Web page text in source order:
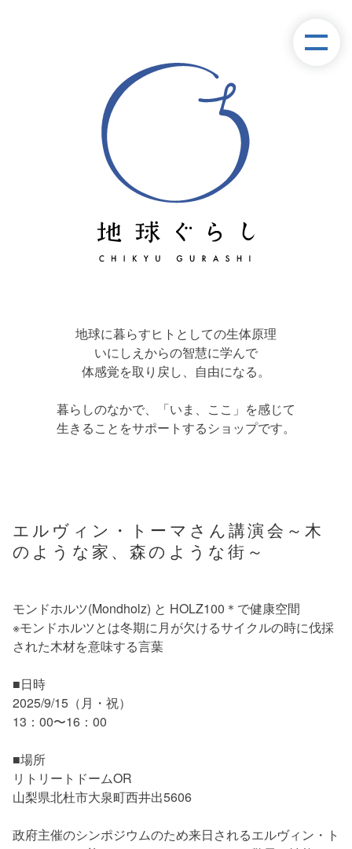
地球に暮らすヒトとしての生体原理
いにしえからの智慧に学んで
体感覚を取り戻し、自由になる。
暮らしのなかで、「いま、ここ」を感じて
生きることをサポートするショップです。
エルヴィン・トーマさん講演会～木
のような家、森のような街～
モンドホルツ(Mondholz) と HOLZ100＊で健康空間
※モンドホルツとは冬期に月が欠けるサイクルの時に伐採
された木材を意味する言葉
■日時
2025/9/15（月・祝）
13：00〜16：00
■場所
リトリートドームOR
山梨県北杜市大泉町西井出5606
政府主催のシンポジウムのため来日されるエルヴィン・ト